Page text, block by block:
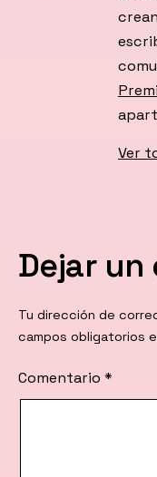
Ver
Dejar
Tu dirección de
campos obligatorios
Comentario *